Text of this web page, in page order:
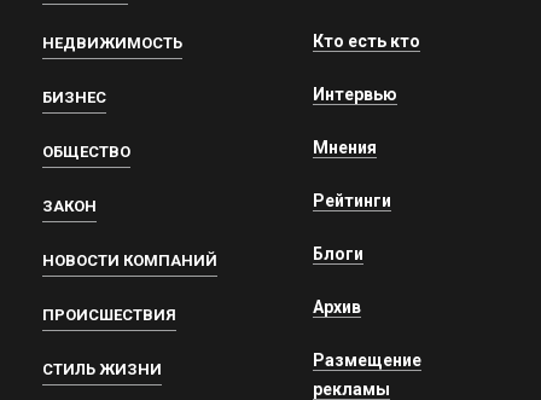
НЕДВИЖИМОСТЬ
БИЗНЕС
ОБЩЕСТВО
ЗАКОН
НОВОСТИ КОМПАНИЙ
ПРОИСШЕСТВИЯ
СТИЛЬ ЖИЗНИ
Кто есть кто
Интервью
Мнения
Рейтинги
Блоги
Архив
Размещение
рекламы